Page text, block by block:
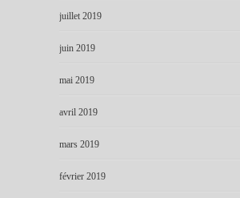
juillet 2019
juin 2019
mai 2019
avril 2019
mars 2019
février 2019